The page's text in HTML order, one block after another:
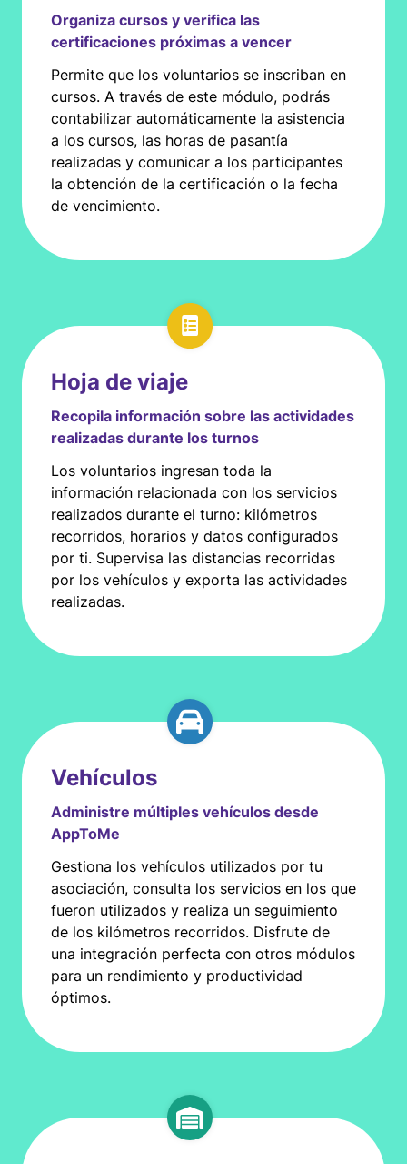
Organiza cursos y verifica las
certificaciones próximas a vencer
Permite que los voluntarios se inscriban en
cursos. A través de este módulo, podrás
contabilizar automáticamente la asistencia
a los cursos, las horas de pasantía
realizadas y comunicar a los participantes
la obtención de la certificación o la fecha
de vencimiento.
Hoja de viaje
Recopila información sobre las actividades
realizadas durante los turnos
Los voluntarios ingresan toda la
información relacionada con los servicios
realizados durante el turno: kilómetros
recorridos, horarios y datos configurados
por ti. Supervisa las distancias recorridas
por los vehículos y exporta las actividades
realizadas.
Vehículos
Administre múltiples vehículos desde
AppToMe
Gestiona los vehículos utilizados por tu
asociación, consulta los servicios en los que
fueron utilizados y realiza un seguimiento
de los kilómetros recorridos. Disfrute de
una integración perfecta con otros módulos
para un rendimiento y productividad
óptimos.